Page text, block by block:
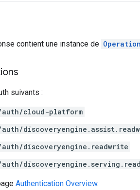
contient une instance de Operation
suivants :
auth/cloud-platform
discoveryengine.readwrite
Authentication Overview.